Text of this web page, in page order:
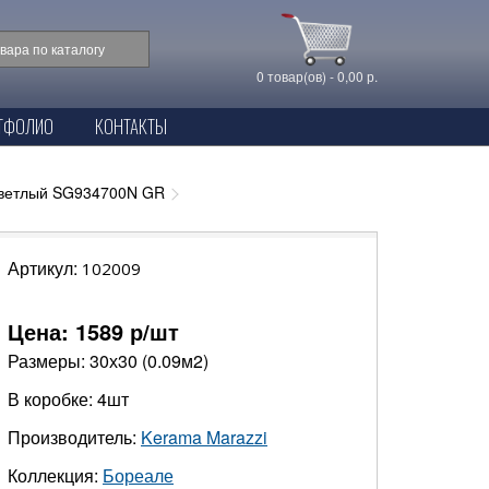
0 товар(ов) - 0,00 р.
КОНТАКТЫ
SG934700N GR
Артикул: 102009
Цена: 1589 р/шт
Размеры: 30х30 (0.09м2)
В коробке: 4шт
Производитель: Kerama Marazzi
Коллекция: Бореале